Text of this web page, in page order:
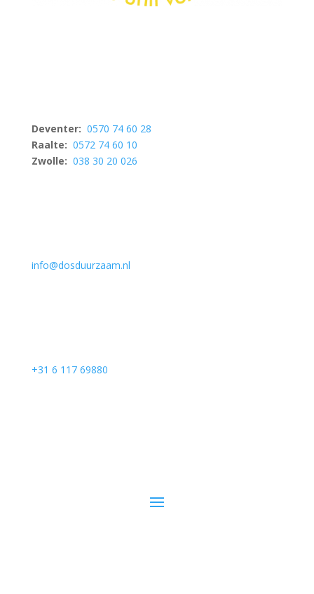
Deventer: 0570 74 60 28
Raalte: 0572 74 60 10
Zwolle: 038 30 20 026
info@dosduurzaam.nl
+31 6 117 69880